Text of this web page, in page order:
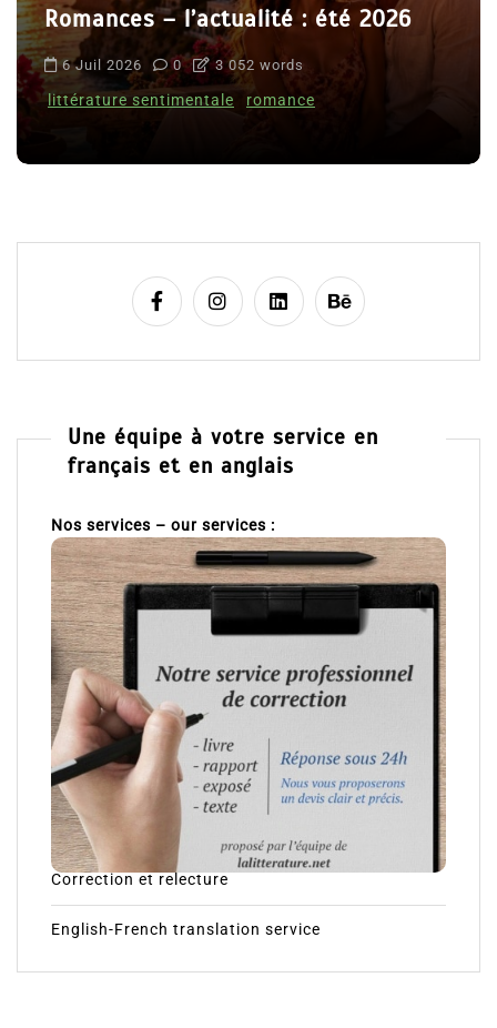
Romances – l’actualité : été 2026
6 Juil 2026 0 3 052 words
littérature sentimentale romance
Une équipe à votre service en
français et en anglais
Nos services – our services :
Correction et relecture
English-French translation service